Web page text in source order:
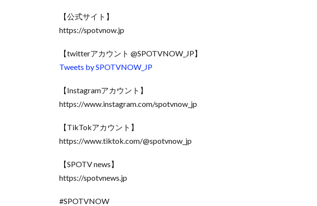
【公式サイト】
https://spotvnow.jp​​​​​​​​​​
【twitterアカウント @SPOTVNOW_JP】
Tweets by SPOTVNOW_JP
【Instagramアカウント】
https://www.instagram.com/spotvnow_jp
【TikTokアカウント】
https://www.tiktok.com/@spotvnow_jp
【SPOTV news】
https://spotvnews.jp
#SPOTVNOW